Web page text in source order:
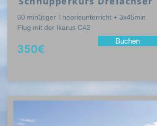
60 minütiger Theorieunterricht + 3x45min
Flug mit der Ikarus C42
350€
Buchen